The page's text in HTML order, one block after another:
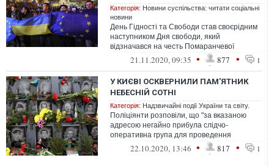
Категорія: Новини суспільства: читати соціальні
новини
День Гідності та Свободи став своєрідним
наступником Дня свободи, який
відзначався на честь Помаранчевої
революції з 2005 по 2011 рік 22 листопада,
21.11.2020, 09:35 • 877 • 1
У КИЄВІ ОСКВЕРНИЛИ ПАМ'ЯТНИК
НЕБЕСНІЙ СОТНІ
Категорія: Надзвичайні події України та світу.
Поліціянти розповіли, що "за вказаною
адресою негайно прибула слідчо-
оперативна група для проведення
першочергових слідчих дій"
22.10.2020, 13:46 • 817 • 1